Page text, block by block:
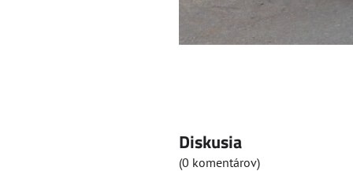
Diskusia
(0 komentárov)